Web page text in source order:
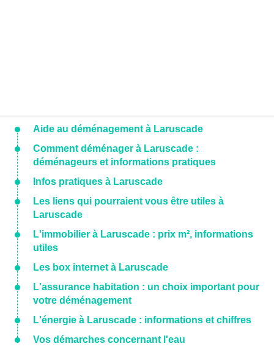
Aide au déménagement à Laruscade
Comment déménager à Laruscade :
déménageurs et informations pratiques
Infos pratiques à Laruscade
Les liens qui pourraient vous être utiles à
Laruscade
L'immobilier à Laruscade : prix m², informations
utiles
Les box internet à Laruscade
L'assurance habitation : un choix important pour
votre déménagement
L'énergie à Laruscade : informations et chiffres
Vos démarches concernant l'eau